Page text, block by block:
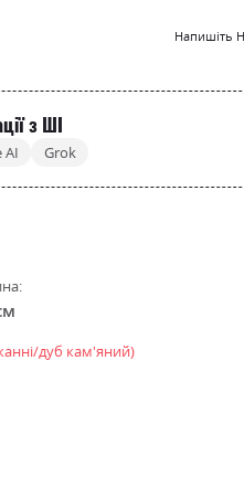
Напишіть
з ШІ
AI Grok
дуб кам'яний)